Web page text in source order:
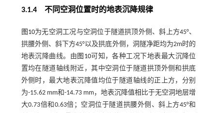
3.1.4不同空洞位置时的地表沉降规律
图10为无空洞工况与空洞位于隧道拱顶外侧、斜上方45°、
拱腰外侧、斜下方45°以及拱底外侧，洞隧净距均为2m时的
地表沉降曲线。由 图10可知，各种工况下地表最大沉降位
置均在隧道轴线附近，其中空洞位于隧道拱顶外侧和拱底
外侧时，最大地表沉降值均位于隧道轴线的正上方，分别
为-15.62 mm和-14.73 mm，地表沉降值相比于无空洞地层增
大0.73倍和0.63倍；空洞位于隧道拱腰外侧、斜上方45°和